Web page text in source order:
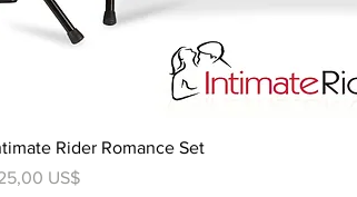
Rider Romance Set
US$